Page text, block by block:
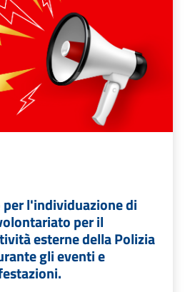
l'individuazione di
per il
esterne della Polizia
gli eventi e